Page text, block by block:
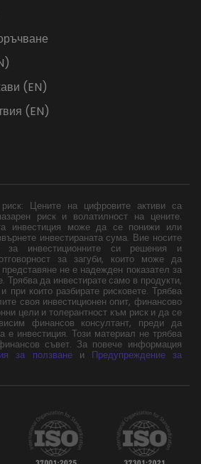
(EN)
(EN)
Цените на цифровите активи са
риск и волатилност на цените.
инвестиция може да се понижи или
инвестираната сума. Вие носите
за инвестиционните си решения и
за загуби, които може да
не е надежден показател за
Трябва да инвестирате само в продукти,
при които разбирате рисковете. Трябва
своя инвестиционен опит, финансово
цели и толерантност към риск и да се
финансов консултант, преди да
е инвестиция. Този материал не трябва
съвет. За повече информация
за ползванеи Предупреждение за